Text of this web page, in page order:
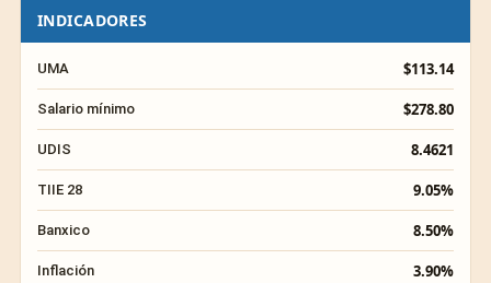
INDICADORES
UMA $113.14
Salario mínimo $278.80
UDIS 8.4621
TIIE 28 9.05%
Banxico 8.50%
Inflación 3.90%